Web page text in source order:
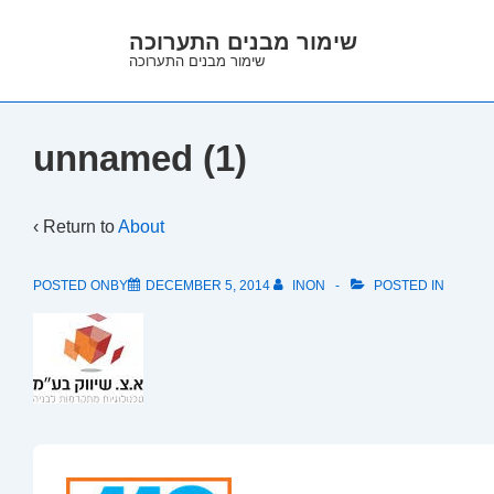
Main
שימור מבנים התערוכה
שימור מבנים התערוכה
unnamed (1)
‹ Return toAbout
POSTED ONBY DECEMBER 5, 2014 INON POSTED IN